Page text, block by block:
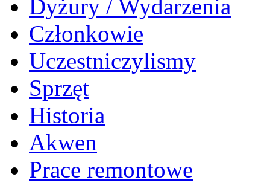
Dyżury / Wydarzenia
Członkowie
Uczestniczylismy
Sprzęt
Historia
Akwen
Prace remontowe